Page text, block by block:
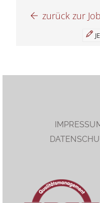
zurück zur